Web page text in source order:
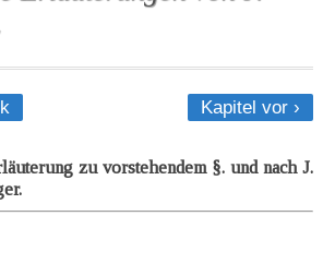
Kapitel vor ›
zu vorstehendem §. und nach J.